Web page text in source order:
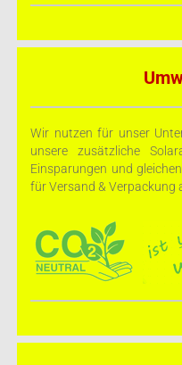
Wir nutzen für unser
unsere zusätzliche
Einsparungen und
für Versand & Verpackung